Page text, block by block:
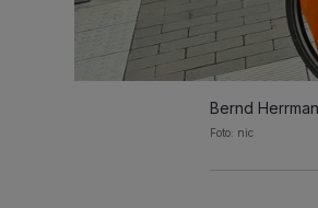
Bernd
Foto: nic